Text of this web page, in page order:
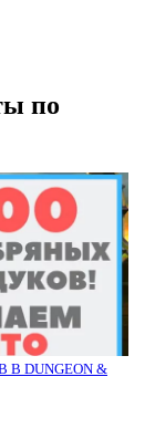
по
DUNGEON &